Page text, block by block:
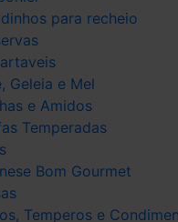
para recheio
Geleia e Mel
e Amidos
Temperadas
Bom Gourmet
Temperos e